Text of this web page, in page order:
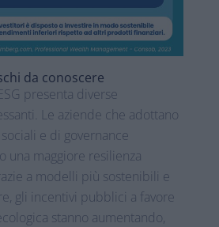
da conoscere
presenta diverse
Le aziende che adottano
e di governance
una maggiore resilienza
a modelli più sostenibili e
gli incentivi pubblici a favore
stanno aumentando,